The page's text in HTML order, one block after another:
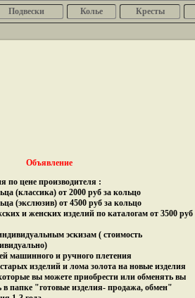
Подвески Колье Кресты
Объявление
по цене производителя :
(классика) от 2000 руб за кольцо
(экслюзив) от 4500 руб за кольцо
и женских изделий по каталогам от 3500 руб
эскизам ( стоимость
машинного и ручного плетения
изделий и лома золота на новые изделия
вы можете приобрести или обменять вы
в папке "готовые изделия- продажа, обмен"